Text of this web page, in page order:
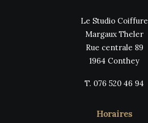
Le Studio Coiffure
Margaux Theler
Rue centrale 89
1964 Conthey
T. 076 520 46 94
Horaires